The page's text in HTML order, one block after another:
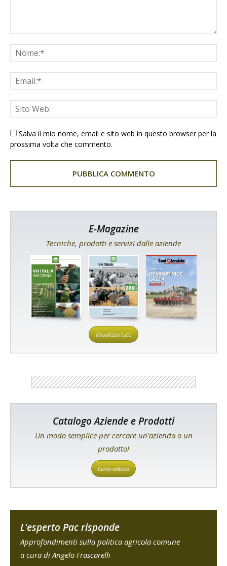
Salva il mio nome, email e sito web in questo browser per la
prossima volta che commento.
E-Magazine
Tecniche, prodotti e servizi dalle aziende
Visualizza tutti
Catalogo Aziende e Prodotti
Un modo semplice per cercare un'azienda o un
prodotto!
Cerca adesso
L'esperto Pac risponde
Approfondimenti sulla politica agricola comune
a cura di Angelo Frascarelli